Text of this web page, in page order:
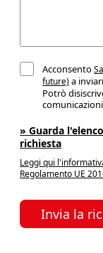
Acconsento
future)a
Potrò
» Guarda
richiesta
Leggi qui
Regolamento UE
Invia la